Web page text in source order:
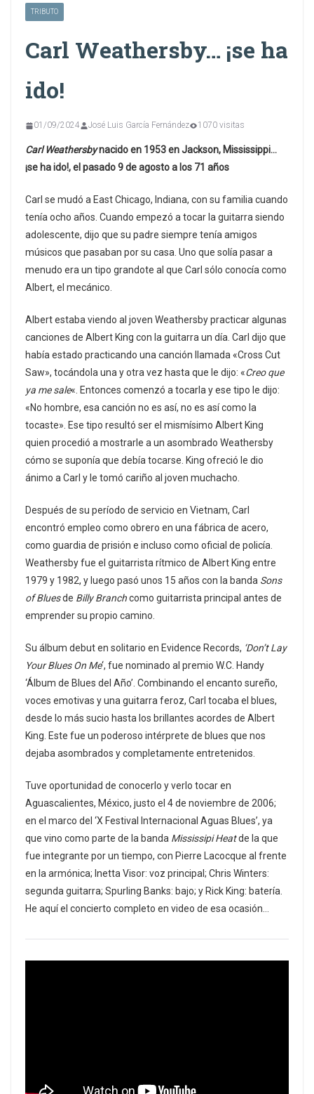
TRIBUTO
Carl Weathersby… ¡se ha
ido!
01/09/2024 José Luis García Fernández 1070 visitas
Carl Weathersbynacido en 1953 en Jackson, Mississippi…
¡se ha ido!, el pasado 9 de agosto a los 71 años
Carl se mudó a East Chicago, Indiana, con su familia cuando
tenía ocho años. Cuando empezó a tocar la guitarra siendo
adolescente, dijo que su padre siempre tenía amigos
músicos que pasaban por su casa. Uno que solía pasar a
menudo era un tipo grandote al que Carl sólo conocía como
Albert, el mecánico.
Albert estaba viendo al joven Weathersby practicar algunas
canciones de Albert King con la guitarra un día. Carl dijo que
había estado practicando una canción llamada «Cross Cut
Saw», tocándola una y otra vez hasta que le dijo: «Creo que
ya me sale«. Entonces comenzó a tocarla y ese tipo le dijo:
«No hombre, esa canción no es así, no es así como la
tocaste». Ese tipo resultó ser el mismísimo Albert King
quien procedió a mostrarle a un asombrado Weathersby
cómo se suponía que debía tocarse. King ofreció le dio
ánimo a Carl y le tomó cariño al joven muchacho.
Después de su período de servicio en Vietnam, Carl
encontró empleo como obrero en una fábrica de acero,
como guardia de prisión e incluso como oficial de policía.
Weathersby fue el guitarrista rítmico de Albert King entre
1979 y 1982, y luego pasó unos 15 años con la banda Sons
of Bluesde Billy Branchcomo guitarrista principal antes de
emprender su propio camino.
Su álbum debut en solitario en Evidence Records, ‘Don’t Lay
Your Blues On Me‘, fue nominado al premio W.C. Handy
‘Álbum de Blues del Año’. Combinando el encanto sureño,
voces emotivas y una guitarra feroz, Carl tocaba el blues,
desde lo más sucio hasta los brillantes acordes de Albert
King. Este fue un poderoso intérprete de blues que nos
dejaba asombrados y completamente entretenidos.
Tuve oportunidad de conocerlo y verlo tocar en
Aguascalientes, México, justo el 4 de noviembre de 2006;
en el marco del ‘X Festival Internacional Aguas Blues’, ya
que vino como parte de la banda Mississipi Heatde la que
fue integrante por un tiempo, con Pierre Lacocque al frente
en la armónica; Inetta Visor: voz principal; Chris Winters:
segunda guitarra; Spurling Banks: bajo; y Rick King: batería.
He aquí el concierto completo en video de esa ocasión…